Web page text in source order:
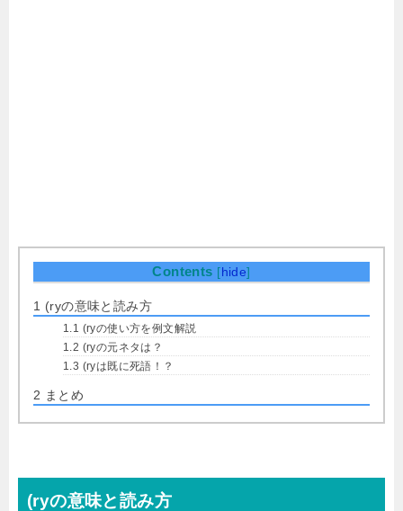
Contents [ hide]
1 (ryの意味と読み方
1.1 (ryの使い方を例文解説
1.2 (ryの元ネタは？
1.3 (ryは既に死語！？
2 まとめ
(ryの意味と読み方